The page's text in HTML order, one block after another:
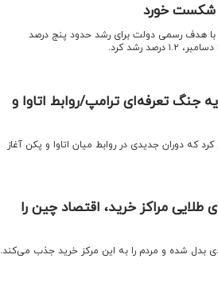
با هدف رسمی دولت برای رشد حدود پنج درصد
رشد کرد.
جنگ تعرفه‌ای ترامپ/روابط اتاوا و
که دوران جدیدی در روابط میان اتاوا و پکن آغاز
مراکز خرید، اقتصاد چین را
بدل شده و مردم را به این مرکز خرید جذب می‌کند.